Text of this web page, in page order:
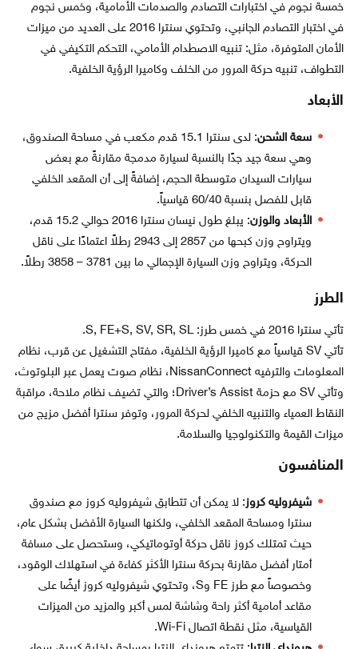
خمسة نجوم في اختبارات التصادم والصدمات الأمامية، وخمس نجوم
في اختبار التصادم الجانبي، وتحتوي سنترا 2016 على العديد من ميزات
الأمان المتوفرة، مثل: تنبيه الاصطدام الأمامي، التحكم التكيفي في
التطواف، تنبيه حركة المرور من الخلف وكاميرا الرؤية الخلفية.
الأبعاد
سعة الشحن
: لدى سنترا 15.1 قدم مكعب في مساحة الصندوق،
وهي سعة جيد جدًا بالنسبة لسيارة مدمجة مقارنةً مع بعض
سيارات السيدان متوسطة الحجم، إضافةً إلى أن المقعد الخلفي
قابل للفصل بنسبة 60/40 قياسياً.
الأبعاد والوزن
: يبلغ طول نيسان سنترا 2016 حوالي 15.2 قدم،
ويتراوح وزن كبحها من 2857 إلى 2943 رطلاً اعتمادًا على ناقل
الحركة، ويتراوح وزن السيارة الإجمالي ما بين 3781 – 3858 رطلاً.
الطرز
تأتي سنترا 2016 في خمس طرز: S, FE+S, SV, SR, SL.
تأتي SV قياسياً مع كاميرا الرؤية الخلفية، مفتاح التشغيل عن قرب، نظام
المعلومات والترفيه NissanConnect، نظام صوت يعمل عبر البلوتوث،
وتأتي SV مع حزمة Driver’s Assist؛ والتي تضيف نظام ملاحة، مراقبة
النقاط العمياء والتنبيه الخلفي لحركة المرور، وتوفر سنترا أفضل مزيج من
ميزات القيمة والتكنولوجيا والسلامة.
المنافسون
شيفروليه كروز: لا يمكن أن تتطابق شيفروليه كروز مع صندوق
سنترا ومساحة المقعد الخلفي، ولكنها السيارة الأفضل بشكل عام،
حيث تمتلك كروز ناقل حركة أوتوماتيكي، وستحصل على مسافة
أمتار أفضل مقارنة بحركة سنترا الأكثر كفاءة في استهلاك الوقود،
وخصوصاً مع طرز FE وS، وتحتوي شيفروليه كروز أيضًا على
مقاعد أمامية أكثر راحة وشاشة لمس أكبر والمزيد من الميزات
القياسية، مثل نقطة اتصال Wi-Fi.